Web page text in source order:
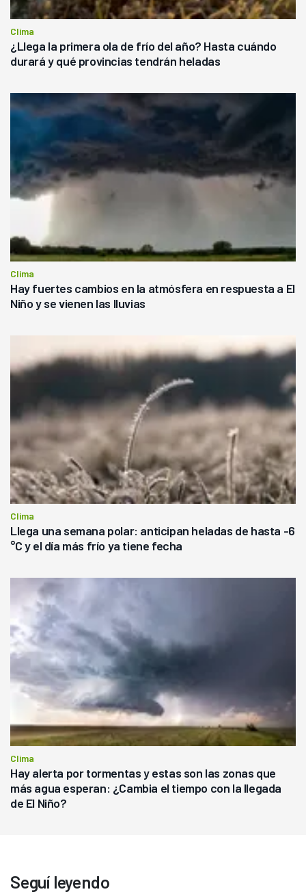
Clima
¿Llega la primera ola de frío del año? Hasta cuándo
durará y qué provincias tendrán heladas
Clima
Hay fuertes cambios en la atmósfera en respuesta a El
Niño y se vienen las lluvias
Clima
Llega una semana polar: anticipan heladas de hasta -6
°C y el día más frío ya tiene fecha
Clima
Hay alerta por tormentas y estas son las zonas que
más agua esperan: ¿Cambia el tiempo con la llegada
de El Niño?
Seguí leyendo